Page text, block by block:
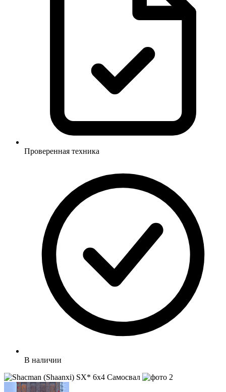
Проверенная техника
В наличии